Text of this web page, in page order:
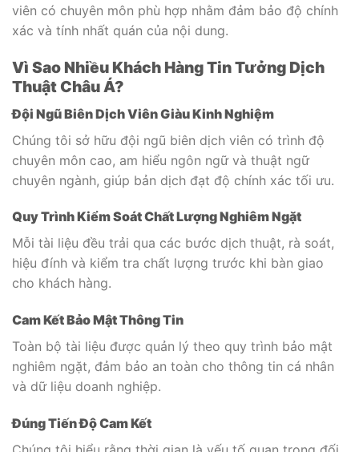
viên có chuyên môn phù hợp nhằm đảm bảo độ chính
xác và tính nhất quán của nội dung.
Vì Sao Nhiều Khách Hàng Tin Tưởng Dịch
Thuật Châu Á?
Đội Ngũ Biên Dịch Viên Giàu Kinh Nghiệm
Chúng tôi sở hữu đội ngũ biên dịch viên có trình độ
chuyên môn cao, am hiểu ngôn ngữ và thuật ngữ
chuyên ngành, giúp bản dịch đạt độ chính xác tối ưu.
Quy Trình Kiểm Soát Chất Lượng Nghiêm Ngặt
Mỗi tài liệu đều trải qua các bước dịch thuật, rà soát,
hiệu đính và kiểm tra chất lượng trước khi bàn giao
cho khách hàng.
Cam Kết Bảo Mật Thông Tin
Toàn bộ tài liệu được quản lý theo quy trình bảo mật
nghiêm ngặt, đảm bảo an toàn cho thông tin cá nhân
và dữ liệu doanh nghiệp.
Đúng Tiến Độ Cam Kết